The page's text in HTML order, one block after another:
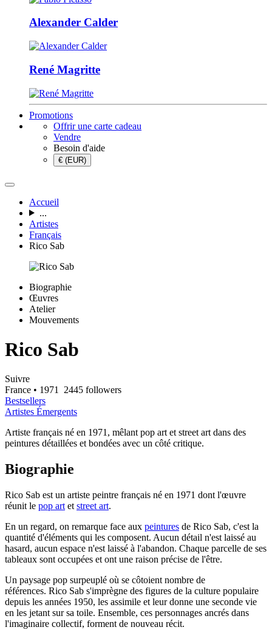
Alexander Calder
René Magritte
Promotions
Offrir une carte cadeau
Vendre
Besoin d'aide
€ (EUR)
Accueil
...
Artistes
Français
Rico Sab
Biographie
Œuvres
Atelier
Mouvements
Rico Sab
Suivre
France • 1971 2445 followers
Bestsellers
Artistes Émergents
Artiste français né en 1971, mêlant pop art et street art dans des
peintures détaillées et bondées avec un côté critique.
Biographie
Rico Sab est un artiste peintre français né en 1971 dont l'œuvre
réunit le pop art et street art.
En un regard, on remarque face aux peintures de Rico Sab, c'est la
quantité d'éléments qui les composent. Aucun détail n'est laissé au
hasard, aucun espace n'est laissé à l'abandon. Chaque parcelle de ses
tableaux sont occupées et ont une raison précise de l'être.
Un paysage pop surpeuplé où se côtoient nombre de
références. Rico Sab s'imprègne des figures de la culture populaire
depuis les années 1950, les assimile et leur donne une seconde vie
en les jetant sur sa toile. Ensemble, ces personnages ancrés dans
l'imaginaire collectif, forment de nouveau récit.